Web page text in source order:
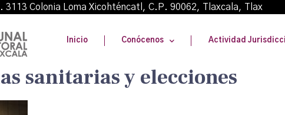
3113 Colonia Loma Xicohténcatl, C.P. 90062, Tlaxcala,
Inicio Conócenos Actividad
sanitarias y elecciones